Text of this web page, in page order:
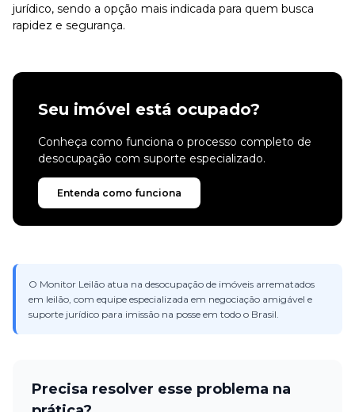
jurídico, sendo a opção mais indicada para quem busca
rapidez e segurança.
Seu imóvel está ocupado?
Conheça como funciona o processo completo de
desocupação com suporte especializado.
Entenda como funciona
O Monitor Leilão atua na desocupação de imóveis arrematados
em leilão, com equipe especializada em negociação amigável e
suporte jurídico para imissão na posse em todo o Brasil.
Precisa resolver esse problema na